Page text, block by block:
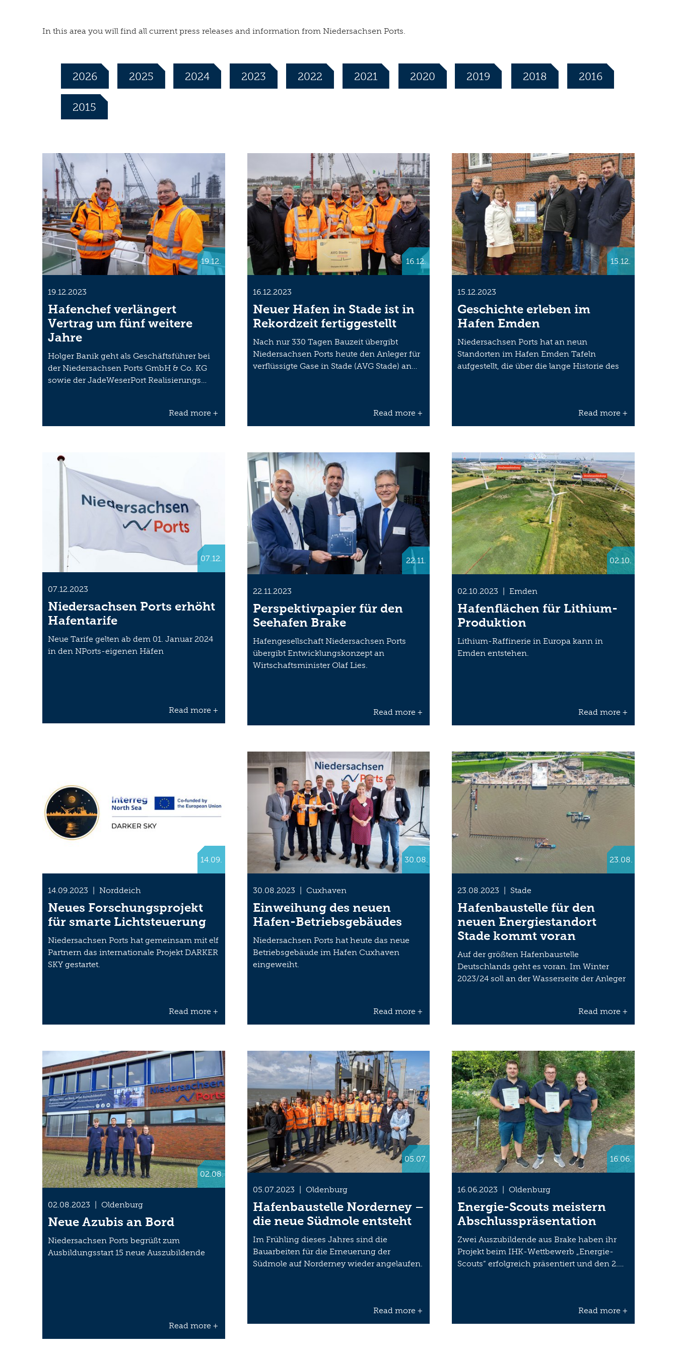
In this area you will find all current press releases and information from Niedersachsen Ports.
2026 2025 2024 2023 2022 2021 2020 2019 2018 2016
2015
19.12.
19.12.2023
Hafenchef verlängert
Vertrag um fünf weitere
Jahre
Holger Banik geht als Geschäftsführer bei
der Niedersachsen Ports GmbH & Co. KG
sowie der JadeWeserPort Realisierungs…
Read more +
16.12.
16.12.2023
Neuer Hafen in Stade ist in
Rekordzeit fertiggestellt
Nach nur 330 Tagen Bauzeit übergibt
Niedersachsen Ports heute den Anleger für
verflüssigte Gase in Stade (AVG Stade) an…
Read more +
15.12.
15.12.2023
Geschichte erleben im
Hafen Emden
Niedersachsen Ports hat an neun
Standorten im Hafen Emden Tafeln
aufgestellt, die über die lange Historie des
Read more +
07.12.
07.12.2023
Niedersachsen Ports erhöht
Hafentarife
Neue Tarife gelten ab dem 01. Januar 2024
in den NPorts-eigenen Häfen
Read more +
22.11.
22.11.2023
Perspektivpapier für den
Seehafen Brake
Hafengesellschaft Niedersachsen Ports
übergibt Entwicklungskonzept an
Wirtschaftsminister Olaf Lies.
Read more +
02.10.
02.10.2023 | Emden
Hafenflächen für Lithium-
Produktion
Lithium-Raffinerie in Europa kann in
Emden entstehen.
Read more +
14.09.
14.09.2023 Norddeich
Neues Forschungsprojekt
für smarte Lichtsteuerung
Niedersachsen Ports hat gemeinsam mit elf
Partnern das internationale Projekt DARKER
SKY gestartet.
Read more +
30.08.
30.08.2023 Cuxhaven
Einweihung des neuen
Hafen-Betriebsgebäudes
Niedersachsen Ports hat heute das neue
Betriebsgebäude im Hafen Cuxhaven
eingeweiht.
Read more +
23.08.
23.08.2023 Stade
Hafenbaustelle für den
neuen Energiestandort
Stade kommt voran
Auf der größten Hafenbaustelle
Deutschlands geht es voran. Im Winter
2023/24 soll an der Wasserseite der Anleger
Read more +
02.08.
02.08.2023 Oldenburg
Neue Azubis an Bord
Niedersachsen Ports begrüßt zum
Ausbildungsstart 15 neue Auszubildende
Read more +
05.07.
05.07.2023 Oldenburg
Hafenbaustelle Norderney –
die neue Südmole entsteht
Im Frühling dieses Jahres sind die
Bauarbeiten für die Erneuerung der
Südmole auf Norderney wieder angelaufen.
Read more +
16.06.
16.06.2023 Oldenburg
Energie-Scouts meistern
Abschlusspräsentation
Zwei Auszubildende aus Brake haben ihr
Projekt beim IHK-Wettbewerb „Energie-
Scouts“ erfolgreich präsentiert und den 2.…
Read more +